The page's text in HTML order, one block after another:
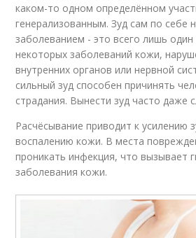
каком-то одном определённом
генерализованным. Зуд сам по себе
заболеванием - это всего лишь
некоторых заболеваний кожи,
внутренних органов или нервной
сильный зуд способен причинять
страдания. Вынести зуд часто даже
Расчёсывание приводит к усилению
воспалению кожи. В места
проникать инфекция, что вызывает
заболевания кожи.